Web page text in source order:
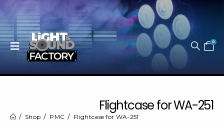
0
Flightcase for WA-251
Shop PMC Flightcase for WA-251